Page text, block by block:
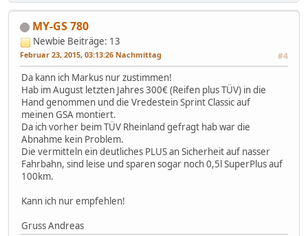
MY-GS 780
Newbie Beiträge: 13
Februar 23, 2015, 03:13:26 Nachmittag #4
Da kann ich Markus nur zustimmen!
Hab im August letzten Jahres 300€ (Reifen plus TÜV) in die
Hand genommen und die Vredestein Sprint Classic auf
meinen GSA montiert.
Da ich vorher beim TÜV Rheinland gefragt hab war die
Abnahme kein Problem.
Die vermitteln ein deutliches PLUS an Sicherheit auf nasser
Fahrbahn, sind leise und sparen sogar noch 0,5l SuperPlus auf
100km.
Kann ich nur empfehlen!
Gruss Andreas